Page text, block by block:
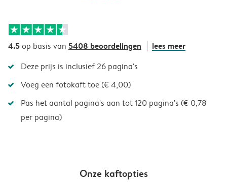
4.5op basis van 5408 beoordelingen lees meer
Deze prijs is inclusief 26 pagina's
Voeg een fotokaft toe (€ 4,00)
Pas het aantal pagina's aan tot 120 pagina's (€ 0,78
per pagina)
Onze kaftopties